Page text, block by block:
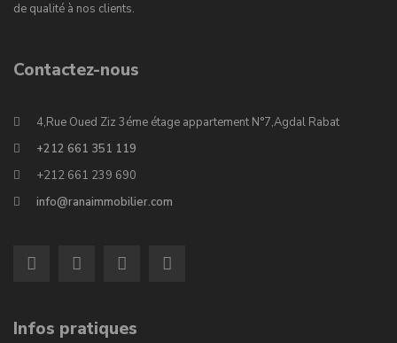
de qualité à nos clients.
Contactez-nous
4,Rue Oued Ziz 3éme étage appartement N°7,Agdal Rabat
+212 661 351 119
+212 661 239 690
info@ranaimmobilier.com
Infos pratiques